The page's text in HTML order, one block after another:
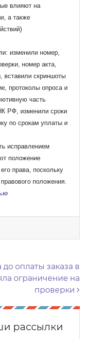
влияют на
а также
изменили номер,
номер акта,
вставили скриншоты
протоколы опроса и
часть
РФ, изменили сроки
по срокам уплаты и
исправлением
положение
права, поскольку
положения.
оплаты заказа в
ограничение на
проверки
рассылки